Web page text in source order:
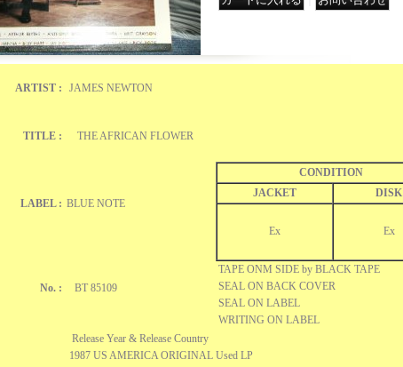
ARTIST : JAMES NEWTON
TITLE : THE AFRICAN FLOWER
LABEL : BLUE NOTE
CONDITION
JACKET
DISK
Ex Ex
TAPE ONM SIDE by BLACK TAPE
SEAL ON BACK COVER
SEAL ON LABEL
WRITING ON LABEL
No. : BT 85109
Release Year & Release Country
1987 US AMERICA ORIGINAL Used LP